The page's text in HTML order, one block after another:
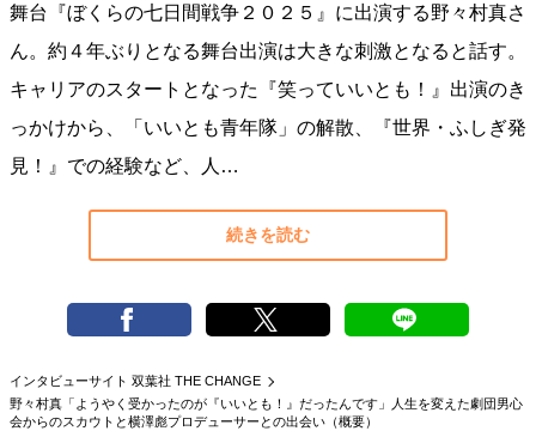
経営・ビジネス
リーダーの流儀 変革の原動力
次世代へのバトン
トップが描く未来
一流のルーティン
忘れられない言葉
10代・20代の土台
40代からの景色 50代のリアル
パートナーとの歩み方
親になるということ
舞台『ぼくらの七日間戦争２０２５』に出演する野々村真さ
ん。約４年ぶりとなる舞台出演は大きな刺激となると話す。
キャリアのスタートとなった『笑っていいとも！』出演のき
っかけから、「いいとも青年隊」の解散、『世界・ふしぎ発
見！』での経験など、人…
続きを読む
インタビューサイト 双葉社 THE CHANGE
野々村真「ようやく受かったのが『いいとも！』だったんです」人生を変えた劇団男心
会からのスカウトと横澤彪プロデューサーとの出会い（概要）